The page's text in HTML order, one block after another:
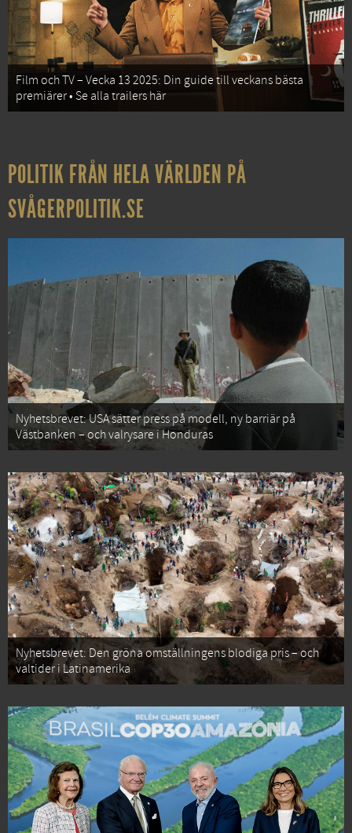
Film och TV – Vecka 13 2025: Din guide till veckans bästa
premiärer • Se alla trailers här
POLITIK FRÅN HELA VÄRLDEN PÅ
SVÅGERPOLITIK.SE
Nyhetsbrevet: USA sätter press på modell, ny barriär på
Västbanken – och valrysare i Honduras
Nyhetsbrevet: Den gröna omställningens blodiga pris – och
valtider i Latinamerika